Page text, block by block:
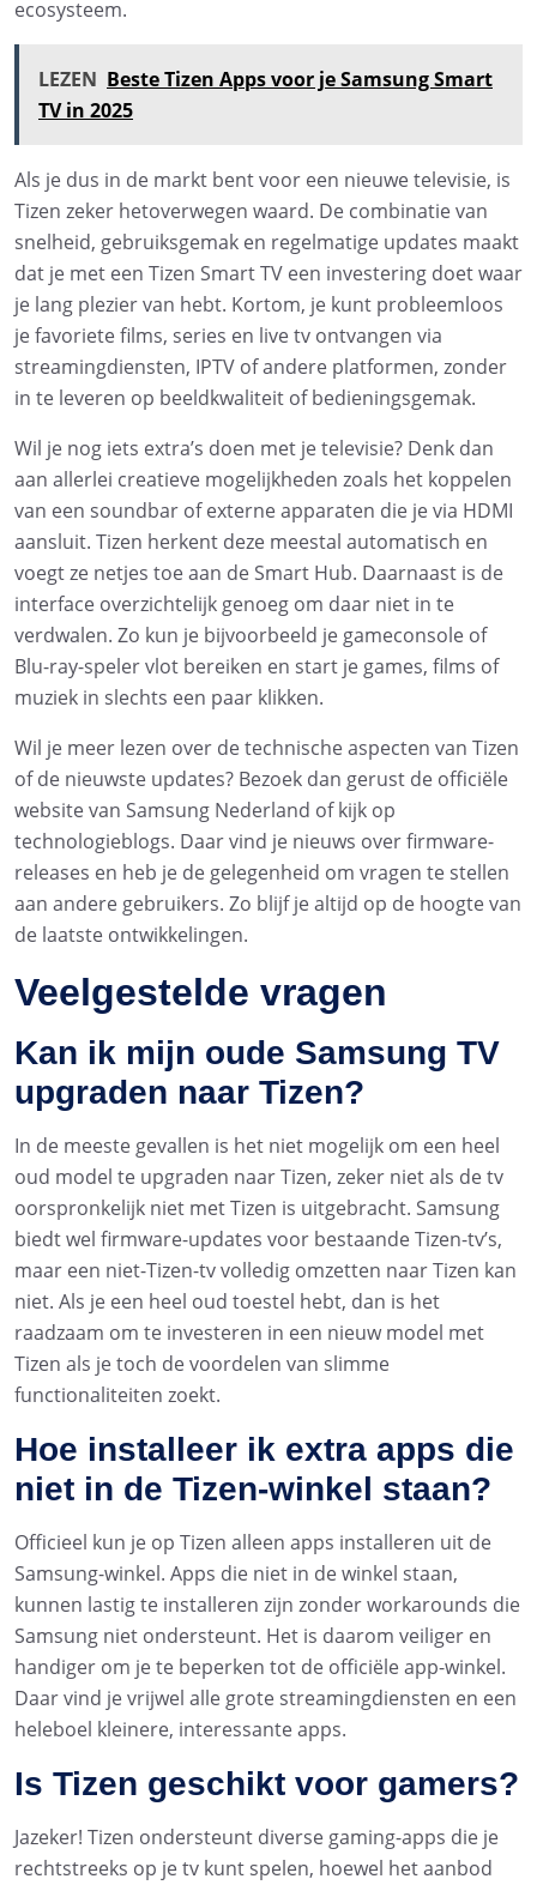
ecosysteem.
LEZEN Beste Tizen Apps voor je Samsung Smart
TV in 2025
Als je dus in de markt bent voor een nieuwe televisie, is
Tizen zeker hetoverwegen waard. De combinatie van
snelheid, gebruiksgemak en regelmatige updates maakt
dat je met een Tizen Smart TV een investering doet waar
je lang plezier van hebt. Kortom, je kunt probleemloos
je favoriete films, series en live tv ontvangen via
streamingdiensten, IPTV of andere platformen, zonder
in te leveren op beeldkwaliteit of bedieningsgemak.
Wil je nog iets extra’s doen met je televisie? Denk dan
aan allerlei creatieve mogelijkheden zoals het koppelen
van een soundbar of externe apparaten die je via HDMI
aansluit. Tizen herkent deze meestal automatisch en
voegt ze netjes toe aan de Smart Hub. Daarnaast is de
interface overzichtelijk genoeg om daar niet in te
verdwalen. Zo kun je bijvoorbeeld je gameconsole of
Blu-ray-speler vlot bereiken en start je games, films of
muziek in slechts een paar klikken.
Wil je meer lezen over de technische aspecten van Tizen
of de nieuwste updates? Bezoek dan gerust de officiële
website van Samsung Nederland of kijk op
technologieblogs. Daar vind je nieuws over firmware-
releases en heb je de gelegenheid om vragen te stellen
aan andere gebruikers. Zo blijf je altijd op de hoogte van
de laatste ontwikkelingen.
Veelgestelde vragen
Kan ik mijn oude Samsung TV
upgraden naar Tizen?
In de meeste gevallen is het niet mogelijk om een heel
oud model te upgraden naar Tizen, zeker niet als de tv
oorspronkelijk niet met Tizen is uitgebracht. Samsung
biedt wel firmware-updates voor bestaande Tizen-tv’s,
maar een niet-Tizen-tv volledig omzetten naar Tizen kan
niet. Als je een heel oud toestel hebt, dan is het
raadzaam om te investeren in een nieuw model met
Tizen als je toch de voordelen van slimme
functionaliteiten zoekt.
Hoe installeer ik extra apps die
niet in de Tizen-winkel staan?
Officieel kun je op Tizen alleen apps installeren uit de
Samsung-winkel. Apps die niet in de winkel staan,
kunnen lastig te installeren zijn zonder workarounds die
Samsung niet ondersteunt. Het is daarom veiliger en
handiger om je te beperken tot de officiële app-winkel.
Daar vind je vrijwel alle grote streamingdiensten en een
heleboel kleinere, interessante apps.
Is Tizen geschikt voor gamers?
Jazeker! Tizen ondersteunt diverse gaming-apps die je
rechtstreeks op je tv kunt spelen, hoewel het aanbod